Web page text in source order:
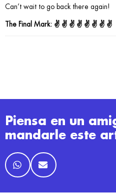
Can’t wait to go back there again!
The Final Mark: ✌ ✌ ✌ ✌ ✌ ✌ ✌ ✌
Piensa en un
mandarle este